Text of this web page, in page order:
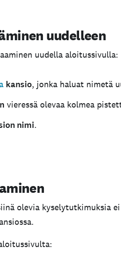
uudelleen
uudella aloitussivulla:
kansio, jonka haluat nimetä
vieressä olevaa kolmea
nimi.
olevia kyselytutkimuksia